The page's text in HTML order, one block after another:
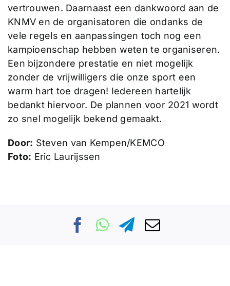
vertrouwen. Daarnaast een dankwoord aan de
KNMV en de organisatoren die ondanks de
vele regels en aanpassingen toch nog een
kampioenschap hebben weten te organiseren.
Een bijzondere prestatie en niet mogelijk
zonder de vrijwilligers die onze sport een
warm hart toe dragen! Iedereen hartelijk
bedankt hiervoor. De plannen voor 2021 wordt
zo snel mogelijk bekend gemaakt.
Door: Steven van Kempen/KEMCO
Foto: Eric Laurijssen